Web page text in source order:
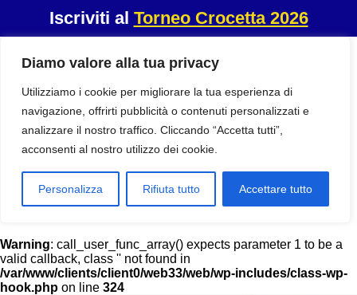
Iscriviti al Torneo Crocetta 2026
Diamo valore alla tua privacy
Utilizziamo i cookie per migliorare la tua esperienza di
navigazione, offrirti pubblicità o contenuti personalizzati e
analizzare il nostro traffico. Cliccando “Accetta tutti”,
acconsenti al nostro utilizzo dei cookie.
Personalizza Rifiuta tutto Accettare tutto
Warning: call_user_func_array() expects parameter 1 to be a
valid callback, class '' not found in
/var/www/clients/client0/web33/web/wp-includes/class-wp-
hook.php on line 324